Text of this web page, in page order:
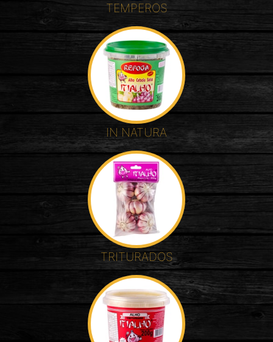
TEMPEROS
IN NATURA
TRITURADOS